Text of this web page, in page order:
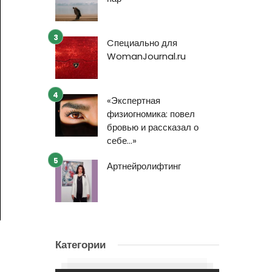
Cпециально для
WomanJournal.ru
«Экспертная
физиогномика: повел
бровью и рассказал о
себе…»
Артнейролифтинг
Категории